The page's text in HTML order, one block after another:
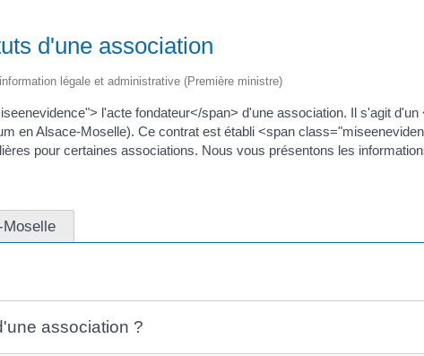
d'une association
légale et administrative (Première ministre)
l'acte fondateur</span> d'une association. Il s'agit
en Alsace-Moselle). Ce contrat est établi <span
pour certaines associations. Nous vous présentons les
association ?